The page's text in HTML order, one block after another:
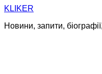
Skip
content
KLIKER
Новини, запити, біографії,